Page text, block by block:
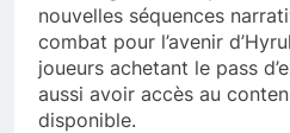
nouvelles séquences
combat pour l’avenir
joueurs achetant le pass
aussi avoir accès au
disponible.